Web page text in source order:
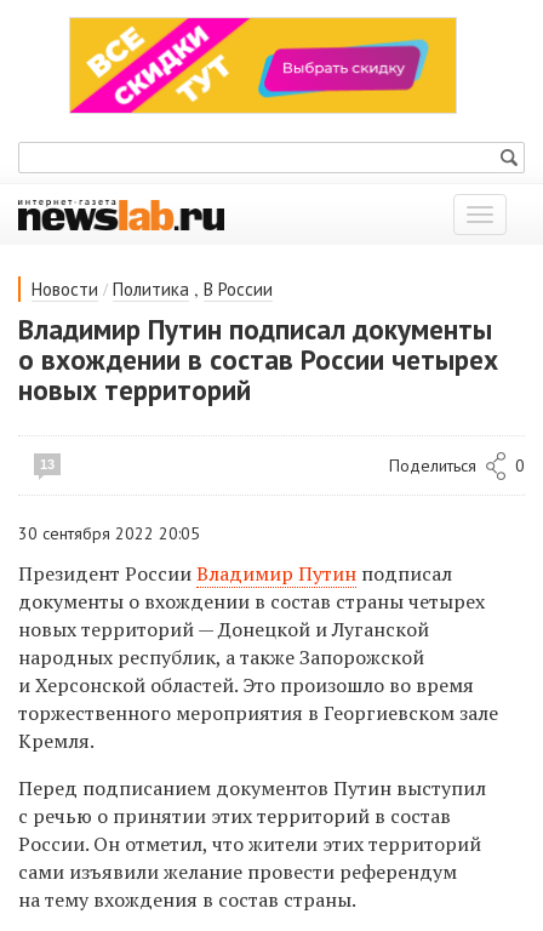
Показать
меню
Новости / Политика , В России
Владимир Путин подписал документы
о вхождении в состав России четырех
новых территорий
13 Поделиться 0
30 сентября 2022 20:05
Президент РоссииВладимир Путин подписал
документы о вхождении в состав страны четырех
новых территорий — Донецкой и Луганской
народных республик, а также Запорожской
и Херсонской областей. Это произошло во время
торжественного мероприятия в Георгиевском зале
Кремля.
Перед подписанием документов Путин выступил
с речью о принятии этих территорий в состав
России. Он отметил, что жители этих территорий
сами изъявили желание провести референдум
на тему вхождения в состав страны.